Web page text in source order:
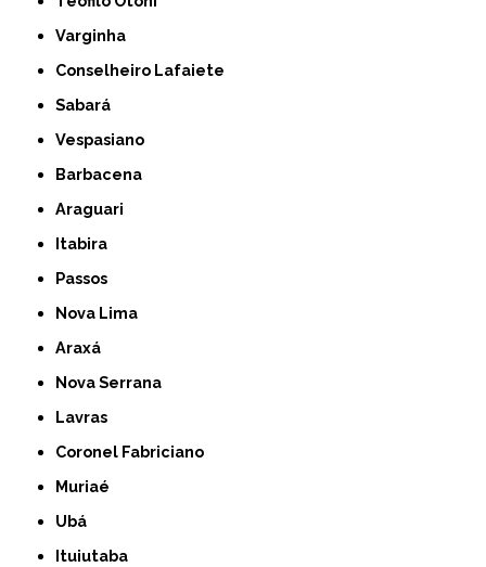
Varginha
Conselheiro Lafaiete
Sabará
Vespasiano
Barbacena
Araguari
Itabira
Passos
Nova Lima
Araxá
Nova Serrana
Lavras
Coronel Fabriciano
Muriaé
Ubá
Ituiutaba